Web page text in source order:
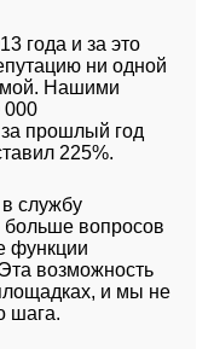
года и за это
ни одной
Нашими
000
прошлый год
225%.
службу
больше вопросов
функции
возможность
и мы не
шага.